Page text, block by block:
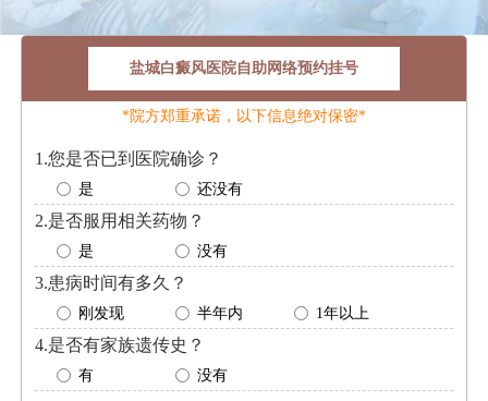
盐城白癜风医院自助网络预约挂号
*院方郑重承诺，以下信息绝对保密*
1.您是否已到医院确诊？
是 还没有
2.是否服用相关药物？
是 没有
3.患病时间有多久？
刚发现 半年内 1年以上
4.是否有家族遗传史？
有 没有